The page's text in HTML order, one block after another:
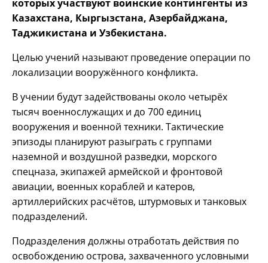
которых участвуют воинские контингенты из
Казахстана, Кыргызстана, Азербайджана,
Таджикистана и Узбекистана.
Целью учений называют проведение операции по
локализации вооружённого конфликта.
В учении будут задействованы около четырёх
тысяч военнослужащих и до 700 единиц
вооружения и военной техники. Тактические
эпизоды планируют разыграть с группами
наземной и воздушной разведки, морского
спецназа, экипажей армейской и фронтовой
авиации, военных кораблей и катеров,
артиллерийских расчётов, штурмовых и танковых
подразделений.
Подразделения должны отработать действия по
освобождению острова, захваченного условными